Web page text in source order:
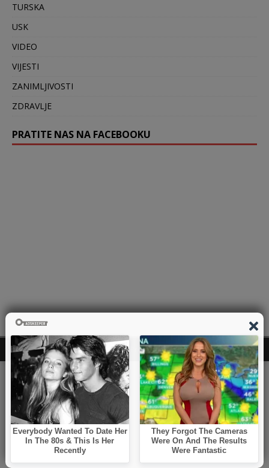
TURSKA
USK
VIDEO
VIJESTI
ZANIMLJIVOSTI
ZDRAVLJE
PRATITE NAS NA FACEBOOKU
Copyright © 2026 | WordPress Theme byMH Themes